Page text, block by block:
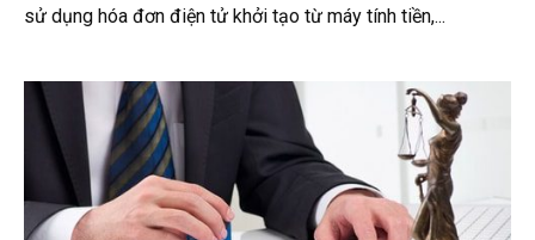
sử dụng hóa đơn điện tử khởi tạo từ máy tính tiền,...